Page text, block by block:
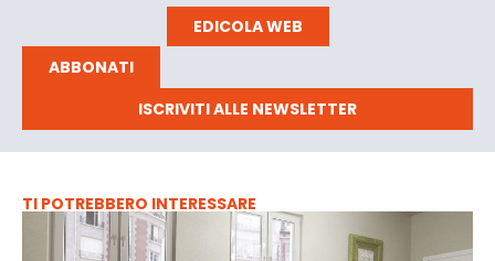
EDICOLA WEB
ABBONATI
ISCRIVITI ALLE NEWSLETTER
TI POTREBBERO INTERESSARE